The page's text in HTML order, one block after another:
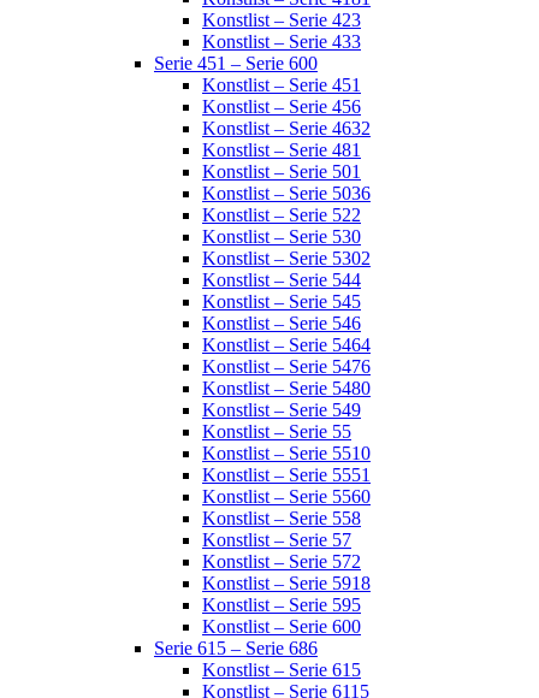
Konstlist – Serie 423
Konstlist – Serie 433
Serie 451 – Serie 600
Konstlist – Serie 451
Konstlist – Serie 456
Konstlist – Serie 4632
Konstlist – Serie 481
Konstlist – Serie 501
Konstlist – Serie 5036
Konstlist – Serie 522
Konstlist – Serie 530
Konstlist – Serie 5302
Konstlist – Serie 544
Konstlist – Serie 545
Konstlist – Serie 546
Konstlist – Serie 5464
Konstlist – Serie 5476
Konstlist – Serie 5480
Konstlist – Serie 549
Konstlist – Serie 55
Konstlist – Serie 5510
Konstlist – Serie 5551
Konstlist – Serie 5560
Konstlist – Serie 558
Konstlist – Serie 57
Konstlist – Serie 572
Konstlist – Serie 5918
Konstlist – Serie 595
Konstlist – Serie 600
Serie 615 – Serie 686
Konstlist – Serie 615
Konstlist – Serie 6115